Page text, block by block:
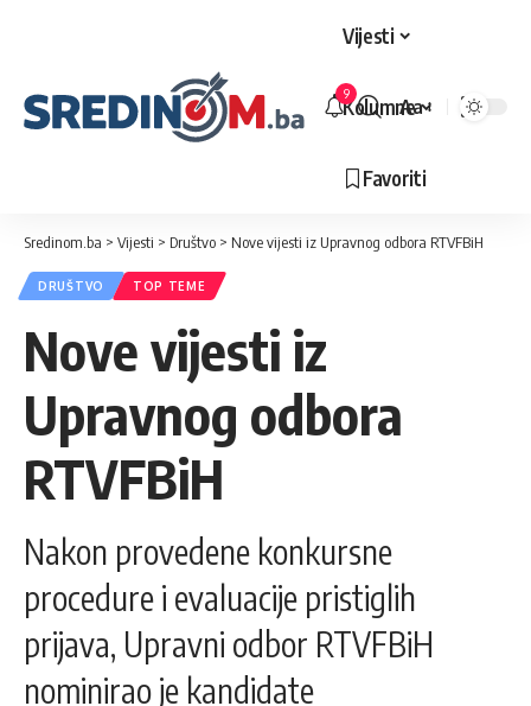
Vijesti
Kolumne
Favoriti
9
Veličina
Aa
Sredinom.ba > Vijesti > Društvo > Nove vijesti iz Upravnog odbora RTVFBiH
DRUŠTVO TOP TEME
Nove vijesti iz
Upravnog odbora
RTVFBiH
Nakon provedene konkursne
procedure i evaluacije pristiglih
prijava, Upravni odbor RTVFBiH
nominirao je kandidate